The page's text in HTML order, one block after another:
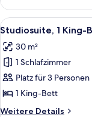
1
Schlafzimmer
Alle
Fotos
für
Studiosuite,
1 King-
Bett
anzeigen
5
Studiosuite, 1 King-
30 m²
1 Schlafzimmer
Platz für 3 Personen
1 King-Bett
Weitere Details
Weitere